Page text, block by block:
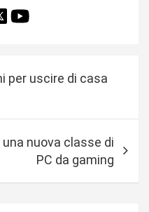
per uscire di casa
nuova classe di
PC da gaming